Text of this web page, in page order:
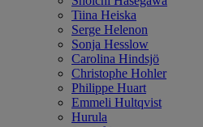
Tiina Heiska
Serge Helenon
Sonja Hesslow
Carolina Hindsjö
Christophe Hohler
Philippe Huart
Emmeli Hultqvist
Hurula